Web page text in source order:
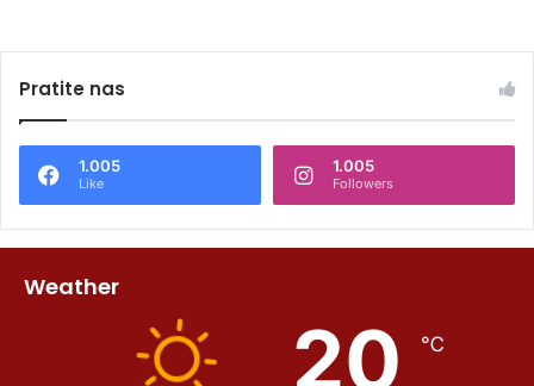
Pratite nas
1.005
Like
1.005
Followers
Weather
20 ℃